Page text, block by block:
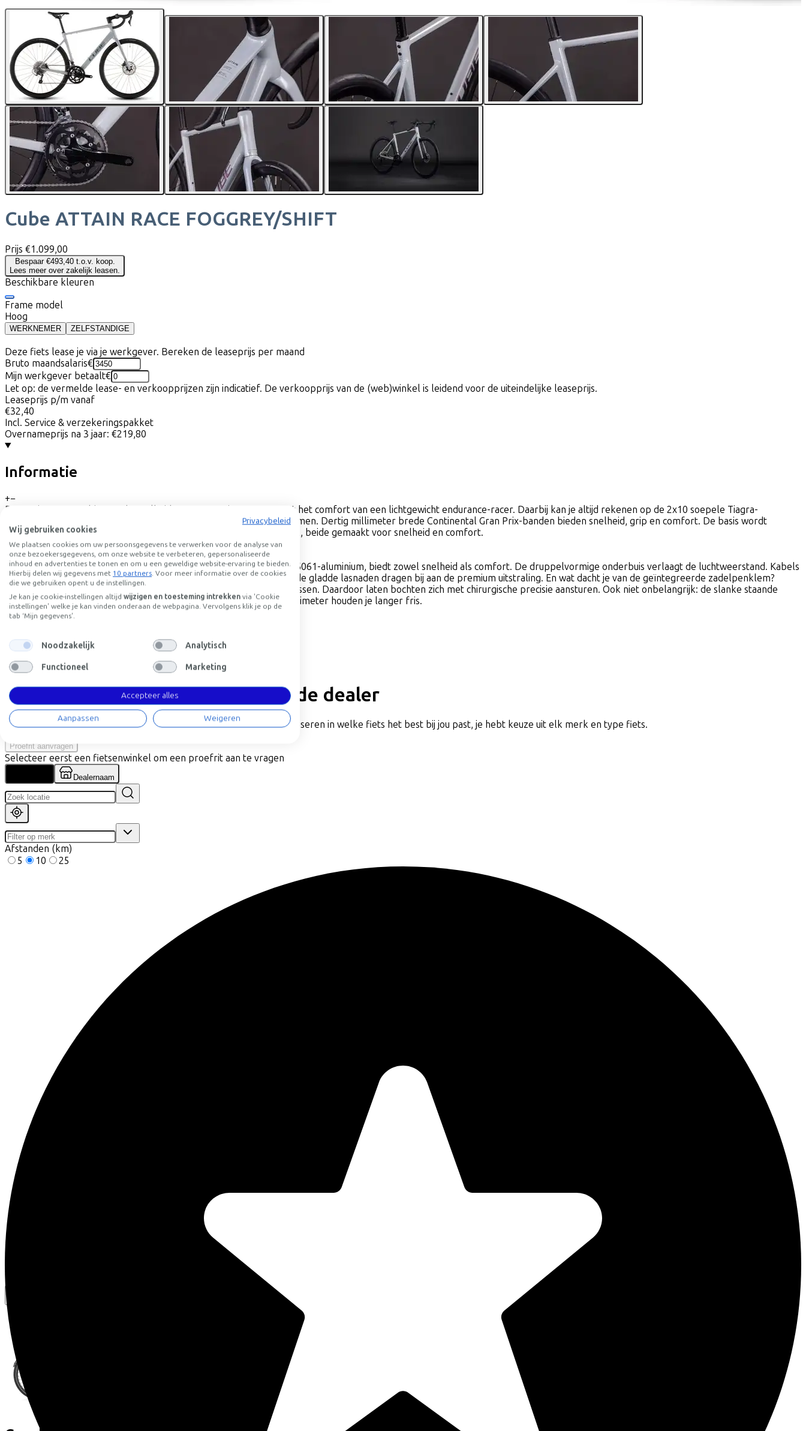
Cube ATTAIN RACE FOGGREY/SHIFT
Prijs €1.099,00
Bespaar €493,40 t.o.v. koop.
Lees meer over zakelijk leasen.
Beschikbare kleuren
Frame model
Hoog
WERKNEMER ZELFSTANDIGE
Deze fiets lease je via je werkgever. Bereken de leaseprijs per maand
Bruto maandsalaris€
Mijn werkgever betaalt€
Let op: de vermelde lease- en verkoopprijzen zijn indicatief. De verkoopprijs van de (web)winkel is leidend voor de uiteindelijke leaseprijs.
Leaseprijs p/m vanaf
€32,40
Incl. Service & verzekeringspakket
Overnameprijs na 3 jaar: €219,80
Informatie
+−
De Attain Race combineert de snelheid van een semi-aeroracer met het comfort van een lichtgewicht endurance-racer. Daarbij kan je altijd rekenen op de 2x10 soepele Tiagra-
versnellingen van Shimano en de bijpassende hydraulische schijfremmen. Dertig millimeter brede Continental Gran Prix-banden bieden snelheid, grip en comfort. De basis wordt
uiteraard gevormd door het aluminium frame en de carbon voorvork, beide gemaakt voor snelheid en comfort.
Frame omschrijving
Het semi-aeroframe van de Attain, dat is gemaakt van hoogwaardig 6061-aluminium, biedt zowel snelheid als comfort. De druppelvormige onderbuis verlaagt de luchtweerstand. Kabels
zitten ook niet in de weg; die lopen mooi door het frame heen. Ook de gladde lasnaden dragen bij aan de premium uitstraling. En wat dacht je van de geïntegreerde zadelpenklem?
Natuurlijk is de balhoofdbuis conisch en vind je voor en achter steekassen. Daardoor laten bochten zich met chirurgische precisie aansturen. Ook niet onbelangrijk: de slanke staande
achtervork, de hoogwaardige carbon voorvork en banden tot 32 millimeter houden je langer fris.
Specificaties
+−
Vind de fiets bij de dichtstbijzijnde dealer
Let op! Niet elke fiets is op voorraad. Laat je door onze partners adviseren in welke fiets het best bij jou past, je hebt keuze uit elk merk en type fiets.
Proefrit aanvragen
Selecteer eerst een fietsenwinkel om een proefrit aan te vragen
Dealernaam
Afstanden (km)
5
10 25
Vergelijkbare fietsen
Privacybeleid
Wij gebruiken cookies
We plaatsen cookies om uw persoonsgegevens te verwerken voor de analyse van
onze bezoekersgegevens, om onze website te verbeteren, gepersonaliseerde
inhoud en advertenties te tonen en om u een geweldige website-ervaring te bieden.
Hierbij delen wij gegevens met 10 partners. Voor meer informatie over de cookies
die we gebruiken opent u de instellingen.
Je kan je cookie-instellingen altijd wijzigen en toesteming intrekken via 'Cookie
instellingen' welke je kan vinden onderaan de webpagina. Vervolgens klik je op de
tab ‘Mijn gegevens'.
Noodzakelijk Analytisch
Functioneel Marketing
Accepteer alles
Aanpassen Weigeren